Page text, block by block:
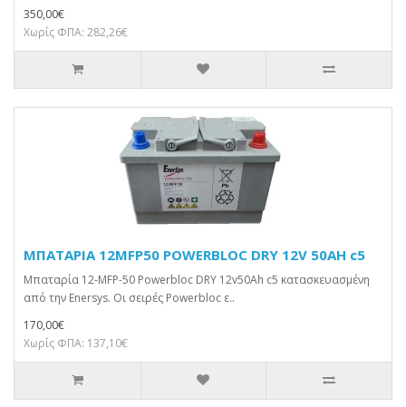
350,00€
Χωρίς ΦΠΑ: 282,26€
ΜΠΑΤΑΡΙΑ 12MFP50 POWERBLOC DRY 12V 50AH c5
Μπαταρία 12-MFP-50 Powerbloc DRY 12v50Ah c5 κατασκευασμένη
από την Enersys. Οι σειρές Powerbloc ε..
170,00€
Χωρίς ΦΠΑ: 137,10€